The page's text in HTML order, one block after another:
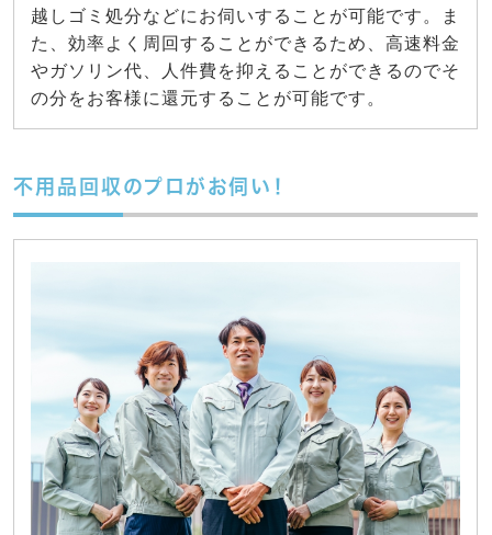
越しゴミ処分などにお伺いすることが可能です。ま
た、効率よく周回することができるため、高速料金
やガソリン代、人件費を抑えることができるのでそ
の分をお客様に還元することが可能です。
不用品回収のプロがお伺い！